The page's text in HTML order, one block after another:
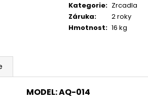
Kategorie: Zrcadla
Záruka:
2 roky
Hmotnost: 16 kg
MODEL:AQ-014